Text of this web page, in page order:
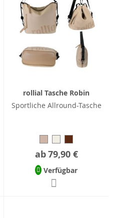
rollial Tasche Robin
Sportliche Allround-Tasche
ab79,90 €
Verfügbar